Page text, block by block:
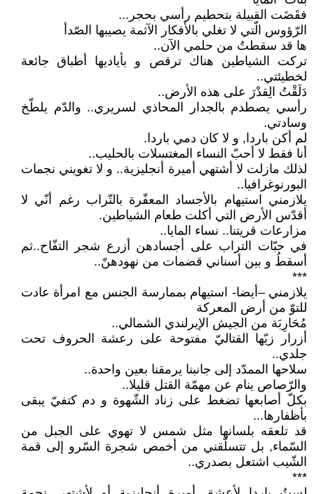
فقَضَت القبيلة بتحطيم رأسي بحجر...
الرّؤوس الّتي لا تغلي بالأفكار الآثمة يصيبها الصّدأ
ها قد سقطتُ من حلمي الآن..
تركت الشياطين هناك ترقص و بأياديها أطباق جائعة
لخطيئتي..
دَلَقْتُ الِقدْرَ على هذه الأرض..
رأسي يصطدم بالجدار المحاذي لسريري.. والدّم يلطّخ
وسادتي.
لم أكن باردا, و لا كان دمي باردا.
أنا فقط لا أحبّ النساء المغتسلات بالحليب..
لذلك مازلت لا أشتهي أميرة أنجليزية.. و لا تغويني نجمات
البورنوغرافيا..
يلازمني استيهام بالأجساد المعفّرة بالتّراب رغم أنّي لا
أقدّس الأرض التي أكلت طعام الشياطين.
مزارعات قريتنا.. نساء المايا..
في حبّات التراب على أجسادهن أزرع شجر التفّاح..ثم
أسقطُ و بين أسناني قضمات من نهودهنّ..
***
يلازمني –أيضا- استيهام بممارسة الجنس مع امرأة عادت
للتوّ من أرض المعركة
مُحَارِبَة من الجيش الإيرلندي الشمالي..
أزرار زيّها القتاليّ مفتوحة على رعشة الحروف تحت
جلدي..
سلاحها الممدّد إلى جانبنا يرمقنا بعين واحدة..
والرّصاص ينام عن مهمّة القتل قليلا..
بكلّ أصابعها تضغط على زناد الشّهوة و دم كتفيّ يبقى
بأظفارها...
قد تلعقه بلسانها مثل شمس لا تهوي على الجبل من
السّماء, بل تتسلّقني من أخمص شجرة السّرو إلى قمة
الشّيب اشتعل بصدري..
***